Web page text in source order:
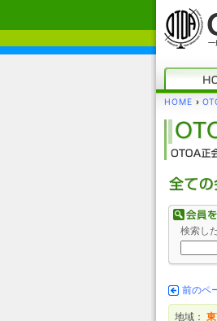
HOME ›
検索し
前のペ
地域：